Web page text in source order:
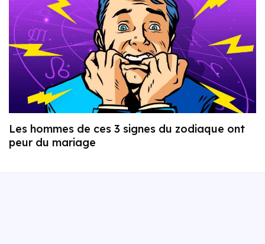
Les hommes de ces 3 signes du zodiaque ont
peur du mariage